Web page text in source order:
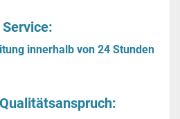
innerhalb von 24 Stunden